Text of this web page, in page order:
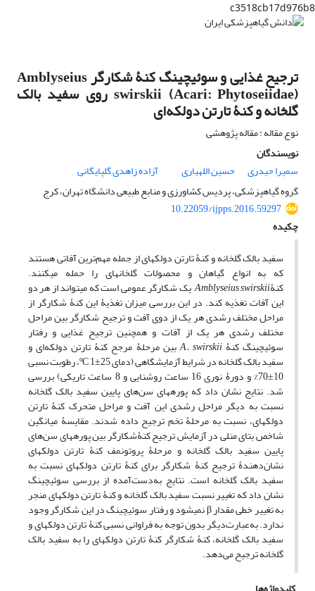
c3518cb17d976b8
ترجیح غذایی و سوئیچینگ کنۀ شکارگر Amblyseius
swirskii (Acari: Phytoseiidae) روی سفید بالک
گلخانه و کنۀ تارتن دولکه‌ای
نوع مقاله : مقاله پژوهشی
نویسندگان
سمیرا حیدری
حسین اللهیاری
آزاده زاهدی گلپایگانی
گروه گیاهپزشکی، پردیس کشاورزی و منابع طبیعی دانشگاه تهران، کرج
10.22059/ijpps.2016.59297
چکیده
سفید بالک گلخانه و کنۀ تارتن دولکه­ای از جمله مهم‌ترین آفاتی هستند
که به انواع گیاهان و محصولات گلخانه­ای را حمله می­کنند.
کنۀAmblyseius swirskiiیک شکارگر عمومی است که می­تواند از هر دو
این آفات تغذیه کند. در این بررسی میزان تغذیۀ این کنۀ شکارگر از
مراحل مختلف رشدی هر یک از دوی آفت و ترجیح شکارگر بین مراحل
مختلف رشدی هر یک از آفات و همچنین ترجیح غذایی و رفتار
سوئیچینگ کنۀA. swirskiiبین مرحلۀ مرجح کنۀ تارتن دولکه‌ای و
سفید بالک گلخانه در شرایط آزمایشگاهی (دمای ºC 1±25، رطوبت نسبی
10±70% و دورۀ نوری 16 ساعت روشنایی و 8 ساعت تاریکی) بررسی
شد. نتایج نشان داد که پوره­های سن‌های پایین سفید بالک گلخانه
نسبت به دیگر مراحل رشدی این آفت و مراحل متحرک کنۀ تارتن
دولکه­ای، نسبت به مرحلۀ تخم ترجیح داده شدند. مقایسۀ میانگین
شاخص بتای منلی در آزمایش ترجیح کنۀشکارگر بین پوره­های سن‌های
پایین سفید بالک گلخانه و مرحلۀ پروتونمف کنۀ تارتن دولکه­ای
نشان‌دهندۀ ترجیح کنۀ شکارگر برای کنۀ تارتن دولکه­ای نسبت به
سفید بالک گلخانه است. نتایج به‌دست‌آمده از بررسی سوئیچینگ
نشان داد که تغییر نسبت سفید بالک گلخانه و کنۀ تارتن دولکه­ای منجر
به تغییر خطی مقدار β نمی­شود و رفتار سوئیچینگ در این شکارگر وجود
ندارد. به‌عبارت‌دیگر بدون توجه به فراوانی نسبی کنۀ تارتن دولکه­ای و
سفید بالک گلخانه، کنۀ شکارگر کنۀ تارتن دولکه­ای را به سفید بالک
گلخانه ترجیح می‌دهد.